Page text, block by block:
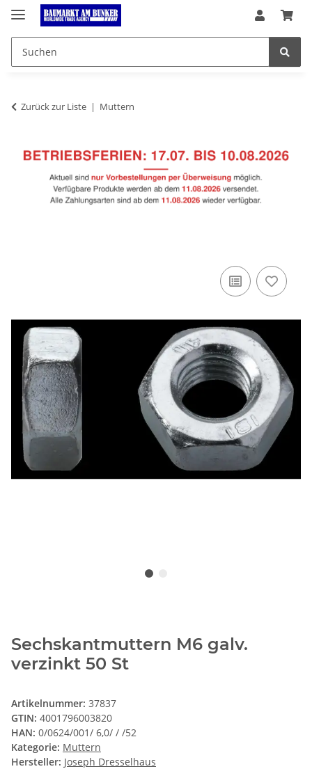
Zurück zur Liste Muttern
Sechskantmuttern M6 galv.
verzinkt 50 St
Artikelnummer: 37837
GTIN: 4001796003820
HAN: 0/0624/001/ 6,0/ / /52
Kategorie: Muttern
Hersteller: Joseph Dresselhaus